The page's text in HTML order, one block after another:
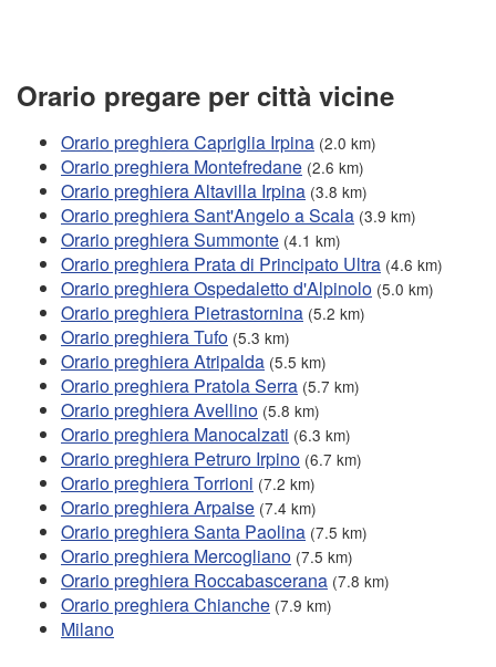
Orario pregare per città vicine
Orario preghiera Capriglia Irpina (2.0 km)
Orario preghiera Montefredane (2.6 km)
Orario preghiera Altavilla Irpina (3.8 km)
Orario preghiera Sant'Angelo a Scala (3.9 km)
Orario preghiera Summonte (4.1 km)
Orario preghiera Prata di Principato Ultra (4.6 km)
Orario preghiera Ospedaletto d'Alpinolo (5.0 km)
Orario preghiera Pietrastornina (5.2 km)
Orario preghiera Tufo (5.3 km)
Orario preghiera Atripalda (5.5 km)
Orario preghiera Pratola Serra (5.7 km)
Orario preghiera Avellino (5.8 km)
Orario preghiera Manocalzati (6.3 km)
Orario preghiera Petruro Irpino (6.7 km)
Orario preghiera Torrioni (7.2 km)
Orario preghiera Arpaise (7.4 km)
Orario preghiera Santa Paolina (7.5 km)
Orario preghiera Mercogliano (7.5 km)
Orario preghiera Roccabascerana (7.8 km)
Orario preghiera Chianche (7.9 km)
Milano